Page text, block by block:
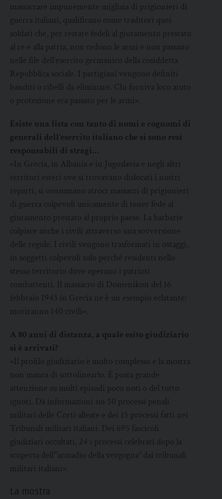
massacrare impunemente migliaia di prigionieri di
guerra italiani, qualificano come traditori quei
soldati che, per restare fedeli al giuramento prestato
al re e alla patria, non cedono le armi e non passano
nelle file dell’esercito germanico della cosiddetta
Repubblica sociale. I partigiani vengono definiti
banditi o ribelli da eliminare. Chi forniva loro aiuto
o protezione era passato per le armi».
Esiste una lista con tanto di nomi e cognomi di
generali dell’esercito italiano che si sono resi
responsabili di stragi…
«In Grecia, in Albania e in Jugoslavia e negli altri
territori esteri ove si trovavano dislocati i nostri
reparti, si consumano atroci massacri di prigionieri
di guerra colpevoli unicamente di tener fede al
giuramento prestato al proprio paese. La barbarie
colpisce anche i civili attraverso una sovversione
delle regole. I civili vengono trasformati in ostaggi,
in soggetti colpevoli solo perché residenti nello
stesso territorio dove operano i patrioti
combattenti. Il massacro di Domenikon del 16
febbraio 1943 in Grecia ne è un esempio eclatante:
moriranno 140 civili».
A 80 anni di distanza, a quale esito giudiziario
si è arrivati?
«Il profilo giudiziario è molto complesso e la mostra
non manca di sottolinearlo. È posta grande
attenzione su molti episodi poco noti o del tutto
ignoti. Dà informazioni sui 50 processi penali
militari delle Corti alleate e dei 15 processi fatti nei
Tribunali militari italiani. Dei 695 fascicoli
giudiziari occultati, 24 i processi celebrati dopo la
scoperta dell’“armadio della vergogna” dai tribunali
militari italiani».
La mostra